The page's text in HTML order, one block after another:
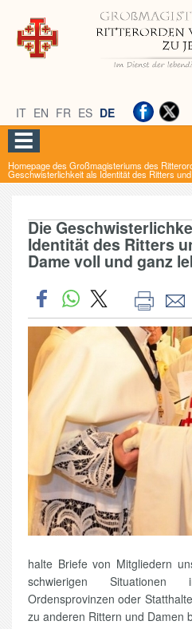
IT EN FR ES DE
Homepage des Großmagisteriums des
Geschwisterlichkeit als Identität des Ritters
Die
Identität des Ritters
Dame voll und ganz
halte Briefe von Mitgliedern
schwierigen
Ordensprovinzen oder
zu anderen Rittern und Damen